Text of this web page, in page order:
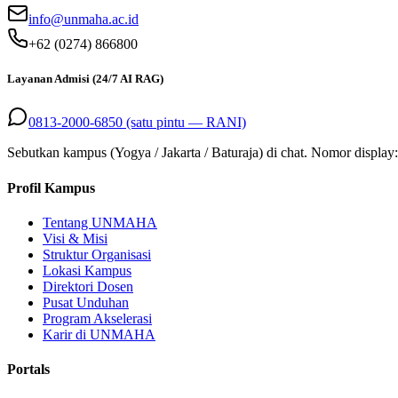
info@unmaha.ac.id
+62 (0274) 866800
Layanan Admisi (24/7 AI RAG)
0813-2000-6850 (satu pintu — RANI)
Sebutkan kampus (Yogya / Jakarta / Baturaja) di chat. Nomor
Profil Kampus
Tentang UNMAHA
Visi & Misi
Struktur Organisasi
Lokasi Kampus
Direktori Dosen
Pusat Unduhan
Program Akselerasi
Karir di UNMAHA
Portals